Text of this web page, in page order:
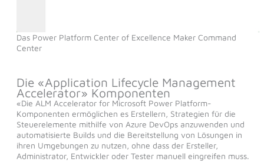
Das Power Platform Center of Excellence Maker Command
Center
Die «Application Lifecycle Management
Accelerator» Komponenten
«Die ALM Accelerator for Microsoft Power Platform-
Komponenten ermöglichen es Erstellern, Strategien für die
Steuerelemente mithilfe von Azure DevOps anzuwenden und
automatisierte Builds und die Bereitstellung von Lösungen in
ihren Umgebungen zu nutzen, ohne dass der Ersteller,
Administrator, Entwickler oder Tester manuell eingreifen muss.